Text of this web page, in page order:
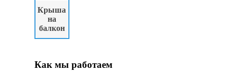
Крыша
на
балкон
Как мы работаем